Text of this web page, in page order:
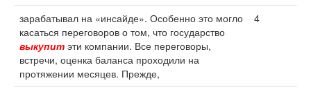
зарабатывал на «инсайде». Особенно это могло
касаться переговоров о том, что государство
выкупит эти компании. Все переговоры,
встречи, оценка баланса проходили на
протяжении месяцев. Прежде,
4